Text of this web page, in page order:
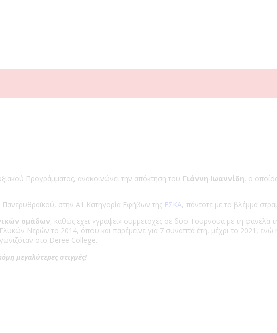
Προγράμματος, ανακοινώνει την απόκτηση του Γιάννη Ιωαννίδη, ο
Πανερυθραϊκού, στην Α1 Κατηγορία Εφήβων της ΕΣΚΑ, πάντοτε με το βλέμμα
ομάδων, καθώς έχει «γράψει» συμμετοχές σε δύο Τουρνουά με τη φανέλα
Νερών το 2014, όπου και παρέμεινε για 7 συναπτά έτη, μέχρι το 2021,
στο Deree College.
μεγαλύτερες στιγμές!